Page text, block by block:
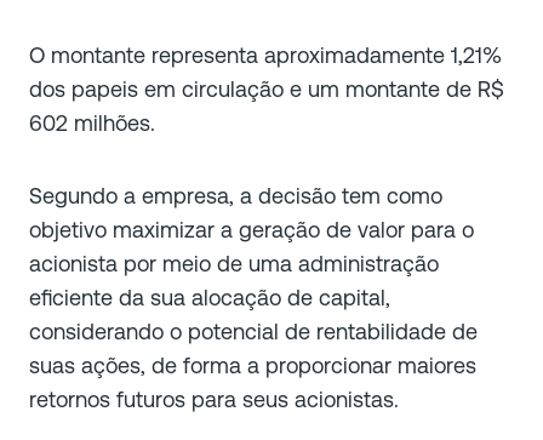
O montante representa aproximadamente 1,21%
dos papeis em circulação e um montante de R$
602 milhões.
Segundo a empresa, a decisão tem como
objetivo maximizar a geração de valor para o
acionista por meio de uma administração
eficiente da sua alocação de capital,
considerando o potencial de rentabilidade de
suas ações, de forma a proporcionar maiores
retornos futuros para seus acionistas.